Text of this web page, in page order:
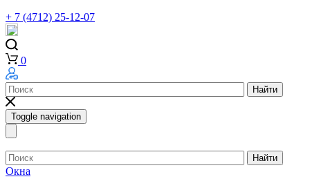
+ 7 (4712) 25-12-07
0
Найти
Toggle navigation
Найти
Окна